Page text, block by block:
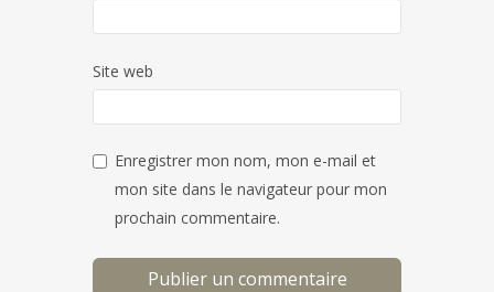
Site web
Enregistrer mon nom, mon e-mail et
mon site dans le navigateur pour mon
prochain commentaire.